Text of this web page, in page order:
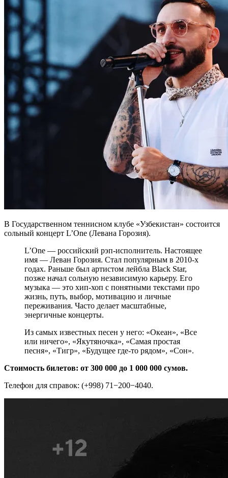
В Государственном теннисном клубе «Узбекистан» состоится
сольный концерт L’One (Левана Горозия).
L’One — российский рэп-исполнитель. Настоящее
имя — Леван Горозия. Стал популярным в 2010-х
годах. Раньше был артистом лейбла Black Star,
позже начал сольную независимую карьеру. Его
музыка — это хип-хоп с понятными текстами про
жизнь, путь, выбор, мотивацию и личные
переживания. Часто делает масштабные,
энергичные концерты.
Из самых известных песен у него: «Океан», «Все
или ничего», «Якутяночка», «Самая простая
песня», «Тигр», «Будущее где-то рядом», «Сон».
Стоимость билетов: от 300 000 до 1 000 000 сумов.
Телефон для справок: (+998) 71−200−4040.